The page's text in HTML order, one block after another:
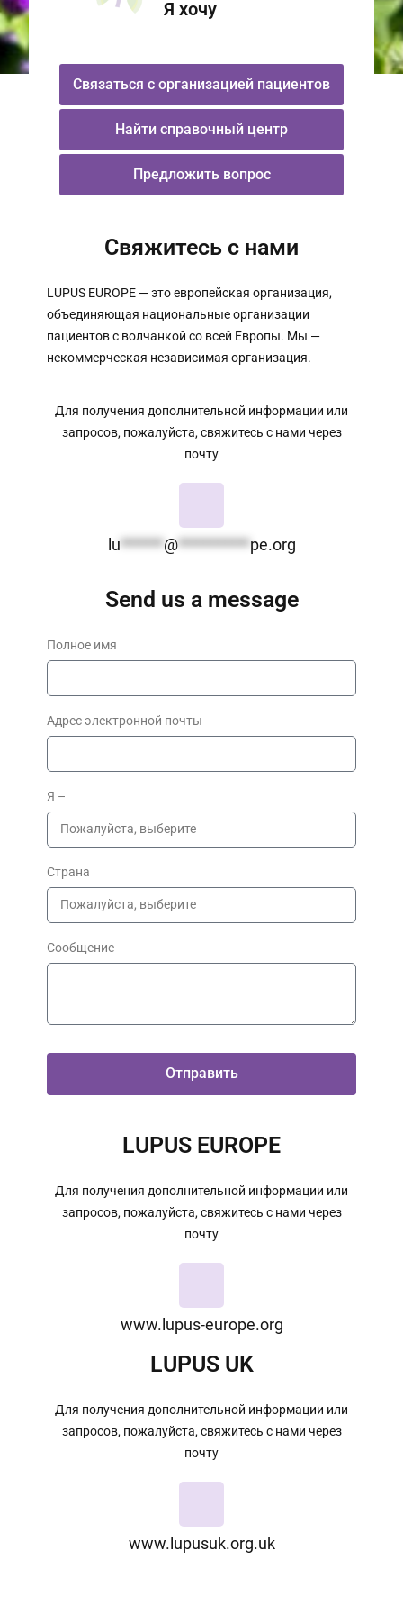
Я хочу
Связаться с организацией пациентов
Найти справочный центр
Предложить вопрос
Свяжитесь с нами
LUPUS EUROPE — это европейская организация,
объединяющая национальные организации
пациентов с волчанкой со всей Европы. Мы —
некоммерческая независимая организация.
Для получения дополнительной информации или
запросов, пожалуйста, свяжитесь с нами через
почту
lu******@**********pe.org
Send us a message
Полное имя
Адрес электронной почты
Я –
Страна
Сообщение
Отправить
LUPUS EUROPE
Для получения дополнительной информации или
запросов, пожалуйста, свяжитесь с нами через
почту
www.lupus-europe.org
LUPUS UK
Для получения дополнительной информации или
запросов, пожалуйста, свяжитесь с нами через
почту
www.lupusuk.org.uk